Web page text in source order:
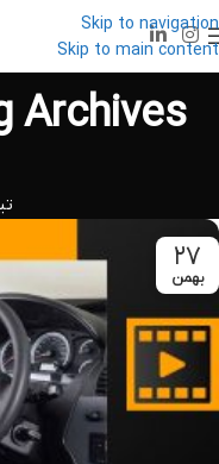
Skip to navigation
Skip to main content
۲۷
بهمن